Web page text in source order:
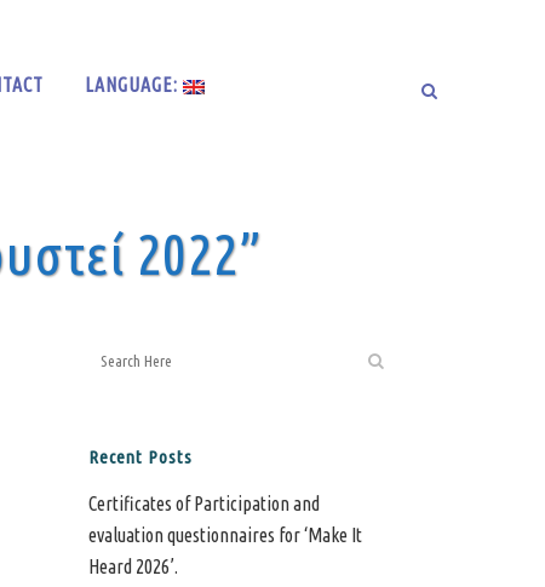
LANGUAGE:
2022”
Recent Posts
Certificates of Participation and
evaluation questionnaires for ‘Make It
Heard 2026’.